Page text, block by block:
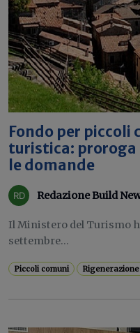
Fondo per piccoli
turistica: proroga
le domande
Redazione Build
Il Ministero del Turismo
settembre...
Piccoli comuni